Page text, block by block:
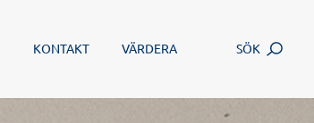
KONTAKT VÄRDERA SÖK